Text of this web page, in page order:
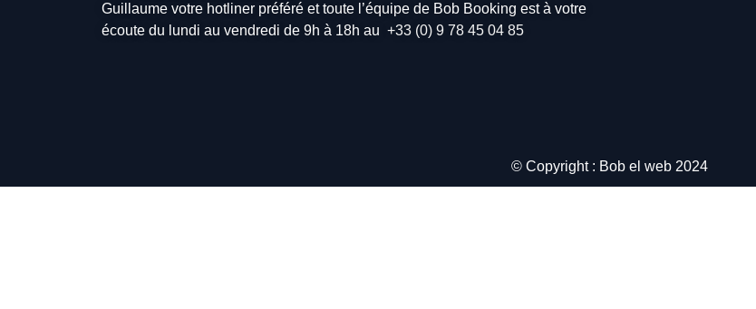
Guillaume votre hotliner préféré et toute l’équipe de Bob Booking est à votre
écoute du lundi au vendredi de 9h à 18h au +33 (0) 9 78 45 04 85
© Copyright : Bob el web 2024